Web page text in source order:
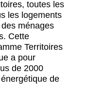
toutes les
les logements
ménages
Cette
Territoires
a pour
de 2000
de